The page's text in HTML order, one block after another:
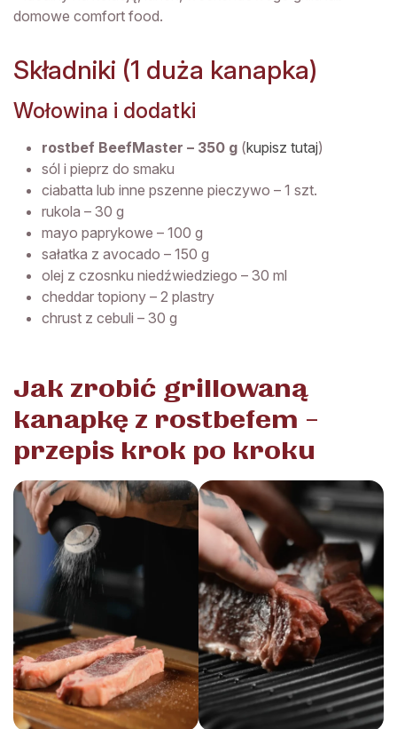
domowe comfort food.
Składniki (1 duża kanapka)
Wołowina i dodatki
rostbef BeefMaster – 350 g (kupisz tutaj)
sól i pieprz do smaku
ciabatta lub inne pszenne pieczywo – 1 szt.
rukola – 30 g
mayo paprykowe – 100 g
sałatka z avocado – 150 g
olej z czosnku niedźwiedziego – 30 ml
cheddar topiony – 2 plastry
chrust z cebuli – 30 g
Jak zrobić grillowaną
kanapkę z rostbefem –
przepis krok po kroku